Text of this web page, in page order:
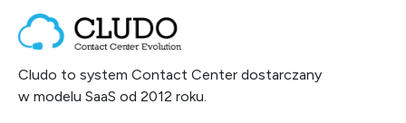
Cludo to system Contact Center dostarczany
w modelu SaaS od 2012 roku.